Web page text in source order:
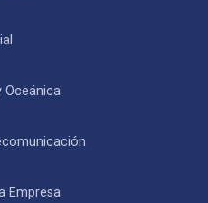
Oceánica
Empresa